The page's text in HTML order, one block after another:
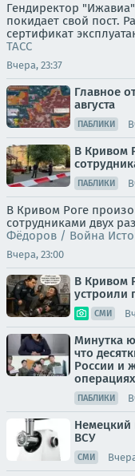
Гендиректор
покидает свой пост.
сертификат
ТАСС
Вчера, 23:37
Главное
августа
ПАБЛИКИ
В Кривом
ПАБЛИКИ
В Кривом Роге
сотрудниками двух
Фёдоров / Война
Вчера, 23:00
В Кривом
устроили
СМИ
Минутка
что
России и
операциях
ПАБЛИКИ
Немецкий
ВСУ
СМИ